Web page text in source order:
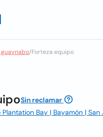
/Forteza equipo
Sin reclamar
Bay | Bayamón | San